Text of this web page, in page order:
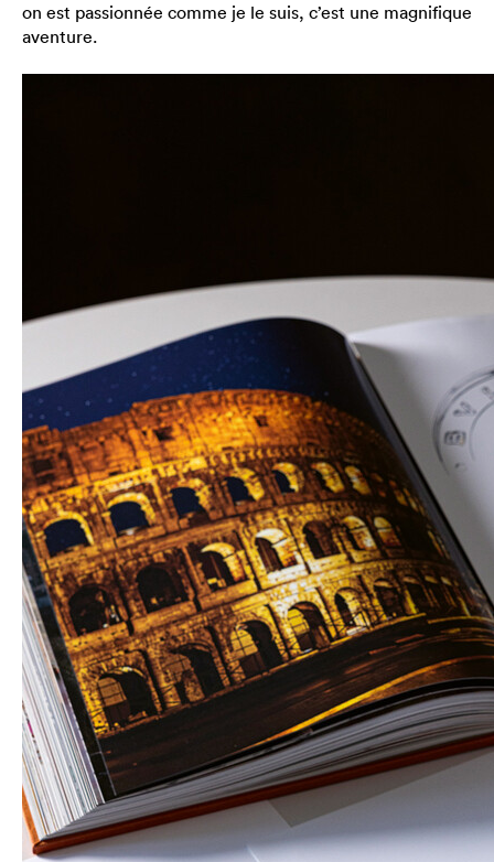
on est passionnée comme je le suis, c’est une magnifique
aventure.